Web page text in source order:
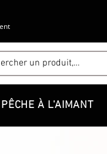
PÊCHE À L'AIMANT